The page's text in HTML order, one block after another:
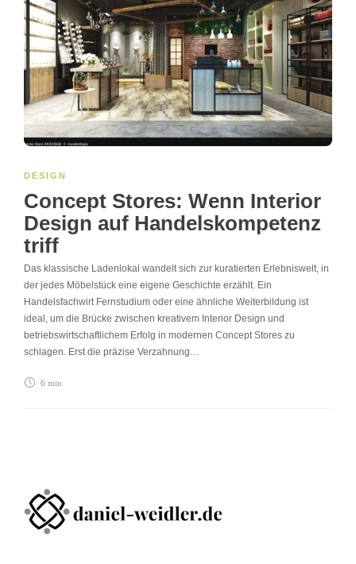
DESIGN
Concept Stores: Wenn Interior
Design auf Handelskompetenz
triff
Das klassische Ladenlokal wandelt sich zur kuratierten Erlebniswelt, in
der jedes Möbelstück eine eigene Geschichte erzählt. Ein
Handelsfachwirt Fernstudium oder eine ähnliche Weiterbildung ist
ideal, um die Brücke zwischen kreativem Interior Design und
betriebswirtschaftlichem Erfolg in modernen Concept Stores zu
schlagen. Erst die präzise Verzahnung…
6 min